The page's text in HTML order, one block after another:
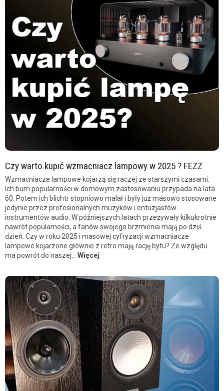
Czy warto kupić wzmacniacz lampowy w 2025 ? FEZZ
Wzmacniacze lampowe kojarzą się raczej ze starszymi czasami.
Ich bum popularności w domowym zastosowaniu przypada na lata
60. Potem ich blichtr stopniowo malał i były już masowo stosowane
jedynie przez profesionalnych muzyków i entuzjastów
instrumentów audio. W późniejszych latach przeżywały kilkukrotnie
nawrót popularności, a fanów swojego brzmienia mają po dziś
dzień. Czy w roku 2025 i masowej cyfryzacji wzmacniacze
lampowe kojarzone głównie z retro mają rację bytu? Ze względu
ma powrót do naszej... Więcej